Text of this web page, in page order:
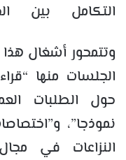
التكامل بين
وتتمحور أشغال
الجلسات منها
نموذجا”،
النزاعات في